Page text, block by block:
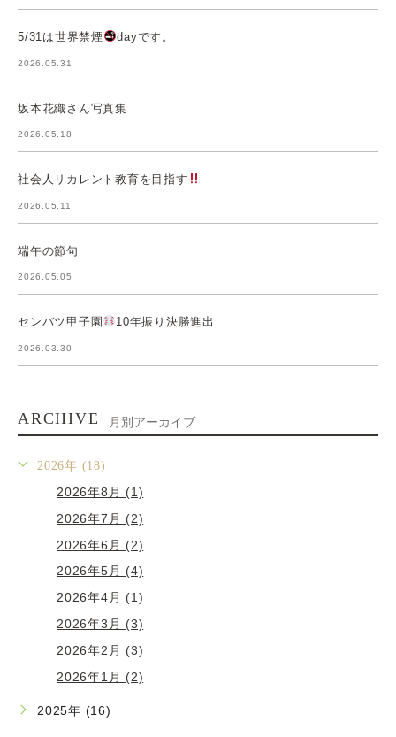
5/31は世界禁煙 dayです。
2026.05.31
坂本花織さん写真集
2026.05.18
社会人リカレント教育を目指す
2026.05.11
端午の節句
2026.05.05
センバツ甲子園 10年振り決勝進出
2026.03.30
ARCHIVE 月別アーカイブ
2026年 (18)
2026年8月 (1)
2026年7月 (2)
2026年6月 (2)
2026年5月 (4)
2026年4月 (1)
2026年3月 (3)
2026年2月 (3)
2026年1月 (2)
2025年 (16)